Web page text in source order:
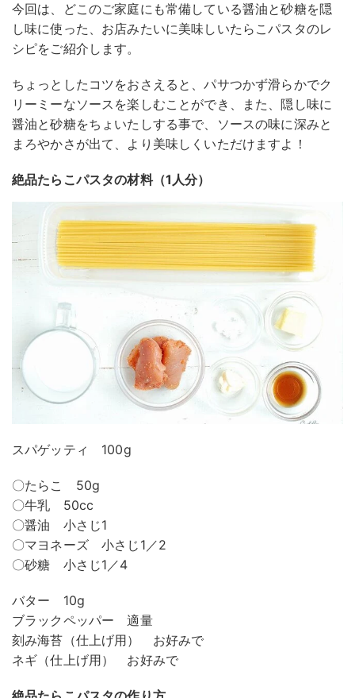
今回は、どこのご家庭にも常備している醤油と砂糖を隠
し味に使った、お店みたいに美味しいたらこパスタのレ
シピをご紹介します。
ちょっとしたコツをおさえると、パサつかず滑らかでク
リーミーなソースを楽しむことができ、また、隠し味に
醤油と砂糖をちょいたしする事で、ソースの味に深みと
まろやかさが出て、より美味しくいただけますよ！
絶品たらこパスタの材料（1人分）
スパゲッティ 100g
〇たらこ 50g
〇牛乳 50cc
〇醤油 小さじ1
〇マヨネーズ 小さじ1／2
〇砂糖 小さじ1／4
バター 10g
ブラックペッパー 適量
刻み海苔（仕上げ用） お好みで
ネギ（仕上げ用） お好みで